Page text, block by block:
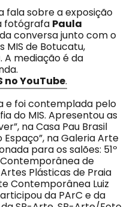
fala sobre a exposição
fotógrafa Paula
conversa junto com o
de Botucatu,
. A mediação é da
no YouTube.
e foi contemplada pelo
do MIS. Apresentou as
na Casa Pau Brasil
Espaço”, na Galeria Arte
para os salões: 51º
Contemporânea de
Plásticas de Praia
Contemporânea Luiz
da PArC e da